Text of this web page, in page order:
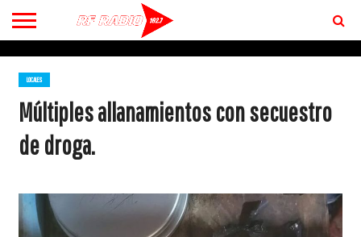
CONTACTO
BIENVENIDOS
A RF 102.7 FM
LOCALES
Múltiples allanamientos con secuestro
de droga.